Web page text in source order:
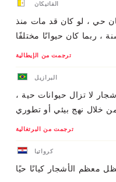
الفاتيكان
حي ، لو كان قد مات منذ
ترجمت من الإيطالية
البرازيل
لا تزال حيوانات حية ،
ترجمت من البرتغالية
كرواتيا